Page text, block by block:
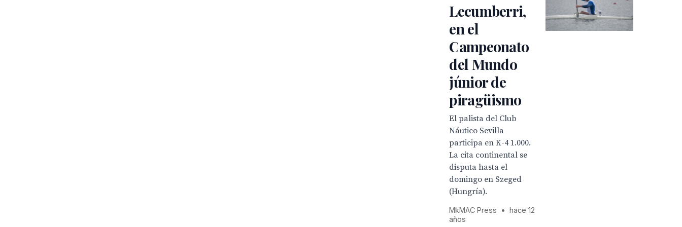
Lecumberri,
en el
Campeonato
del Mundo
júnior de
piragüismo
El palista del Club
Náutico Sevilla
participa en K-4 1.000.
La cita continental se
disputa hasta el
domingo en Szeged
(Hungría).
MkMAC Press •
hace 12
años